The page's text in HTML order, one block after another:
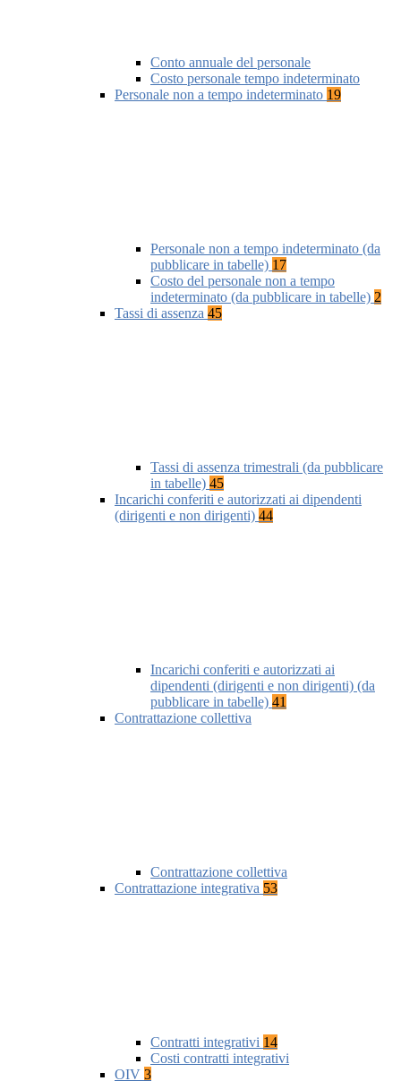
Conto annuale del personale
Costo personale tempo indeterminato
Personale non a tempo indeterminato 19
Personale non a tempo indeterminato (da
pubblicare in tabelle) 17
Costo del personale non a tempo
indeterminato (da pubblicare in tabelle) 2
Tassi di assenza 45
Tassi di assenza trimestrali (da pubblicare
in tabelle) 45
Incarichi conferiti e autorizzati ai dipendenti
(dirigenti e non dirigenti) 44
Incarichi conferiti e autorizzati ai
dipendenti (dirigenti e non dirigenti) (da
pubblicare in tabelle) 41
Contrattazione collettiva
Contrattazione collettiva
Contrattazione integrativa 53
Contratti integrativi 14
Costi contratti integrativi
OIV 3